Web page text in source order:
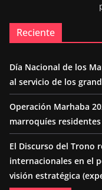
Reciente
Día Nacional de los
al servicio de los
Operación Marhaba
marroquíes
El Discurso del Trono
internacionales en el
visión estratégica